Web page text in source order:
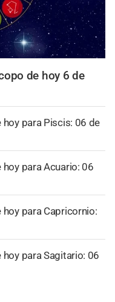
de hoy 6 de
para Piscis: 06 de
para Acuario: 06
para Capricornio:
para Sagitario: 06